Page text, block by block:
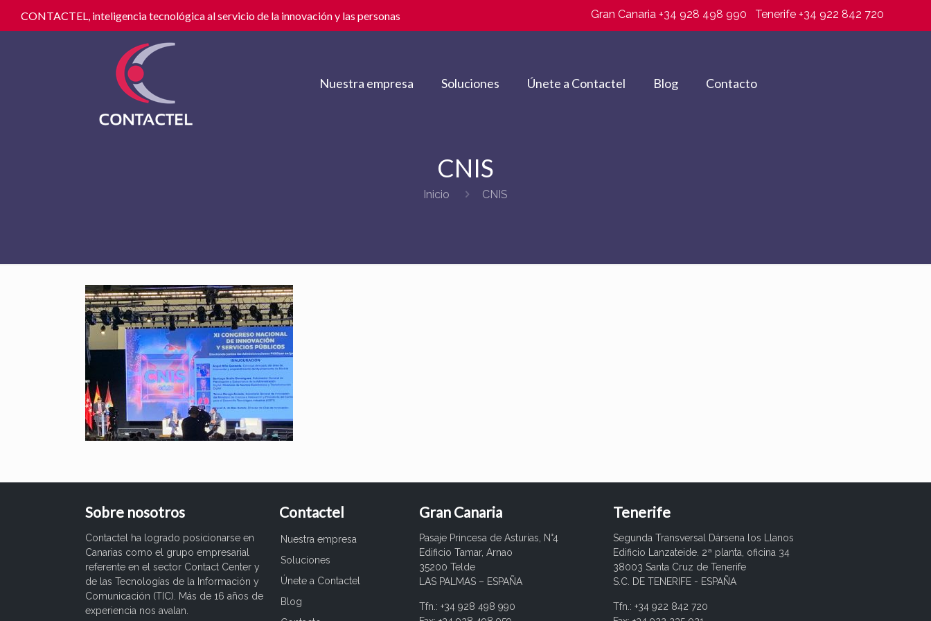
CONTACTEL, inteligencia tecnológica al servicio de la innovación y las personas Gran Canaria +34 928 498 990 Tenerife +34 922 842 720
Nuestra empresa Soluciones Únete a Contactel Blog Contacto
CNIS
Inicio CNIS
Sobre nosotros
Contactel ha logrado posicionarse en
Canarias como el grupo empresarial
referente en el sector Contact Center y
de las Tecnologías de la Información y
Comunicación (TIC). Más de 16 años de
experiencia nos avalan.
Contactel
Nuestra empresa
Soluciones
Únete a Contactel
Blog
Gran Canaria
Pasaje Princesa de Asturias, N°4
Edificio Tamar, Arnao
35200 Telde
LAS PALMAS – ESPAÑA
Tfn.: +34 928 498 990
Tenerife
Segunda Transversal Dársena los Llanos
Edificio Lanzateide. 2ª planta, oficina 34
38003 Santa Cruz de Tenerife
S.C. DE TENERIFE - ESPAÑA
Tfn.: +34 922 842 720